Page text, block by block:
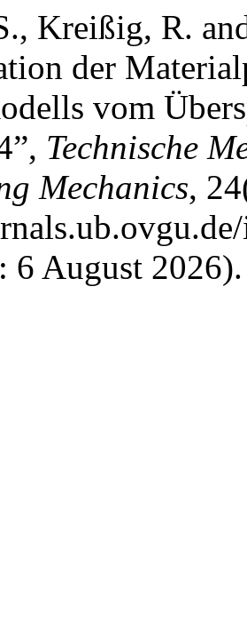
Kreißig, R.
der
vom
Technische
Mechanics,
6 August 2026).